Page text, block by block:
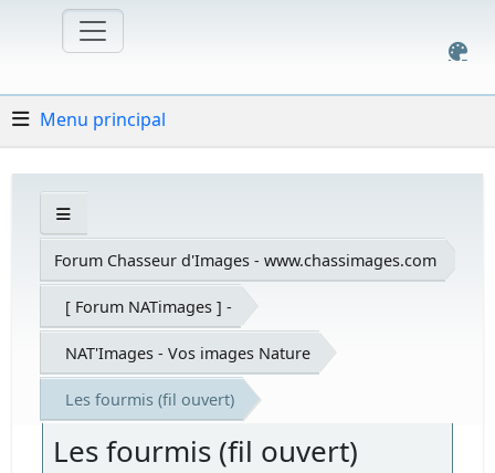
Menu principal
Forum Chasseur d'Images - www.chassimages.com
[ Forum NATimages ] -
NAT'Images - Vos images Nature
Les fourmis (fil ouvert)
Les fourmis (fil ouvert)